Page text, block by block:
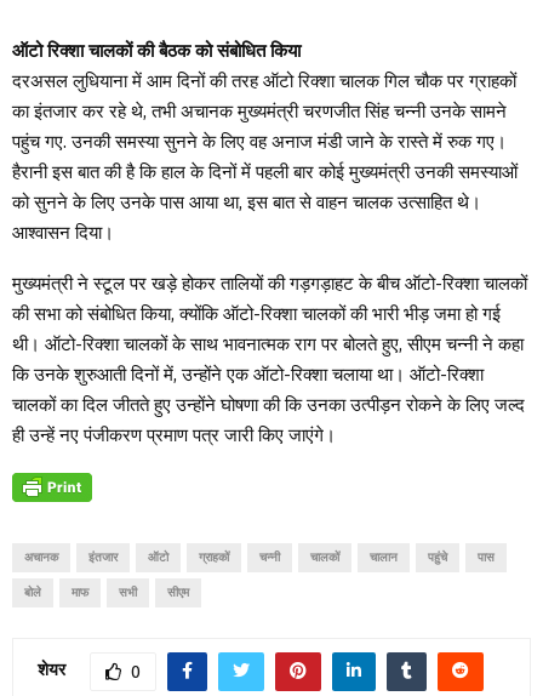
ऑटो रिक्शा चालकों की बैठक को संबोधित किया
दरअसल लुधियाना में आम दिनों की तरह ऑटो रिक्शा चालक गिल चौक पर ग्राहकों
का इंतजार कर रहे थे, तभी अचानक मुख्यमंत्री चरणजीत सिंह चन्नी उनके सामने
पहुंच गए. उनकी समस्या सुनने के लिए वह अनाज मंडी जाने के रास्ते में रुक गए।
हैरानी इस बात की है कि हाल के दिनों में पहली बार कोई मुख्यमंत्री उनकी समस्याओं
को सुनने के लिए उनके पास आया था, इस बात से वाहन चालक उत्साहित थे।
आश्वासन दिया।
मुख्यमंत्री ने स्टूल पर खड़े होकर तालियों की गड़गड़ाहट के बीच ऑटो-रिक्शा चालकों
की सभा को संबोधित किया, क्योंकि ऑटो-रिक्शा चालकों की भारी भीड़ जमा हो गई
थी। ऑटो-रिक्शा चालकों के साथ भावनात्मक राग पर बोलते हुए, सीएम चन्नी ने कहा
कि उनके शुरुआती दिनों में, उन्होंने एक ऑटो-रिक्शा चलाया था। ऑटो-रिक्शा
चालकों का दिल जीतते हुए उन्होंने घोषणा की कि उनका उत्पीड़न रोकने के लिए जल्द
ही उन्हें नए पंजीकरण प्रमाण पत्र जारी किए जाएंगे।
अचानक इंतजार ऑटो ग्राहकों चन्नी चालकों चालान पहुंचे पास
बोले माफ सभी सीएम
शेयर 0